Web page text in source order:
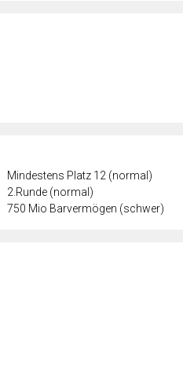
Mindestens Platz 12 (normal)
2.Runde (normal)
750 Mio Barvermögen (schwer)